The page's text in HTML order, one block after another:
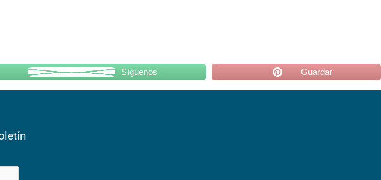
Síguenos Guardar